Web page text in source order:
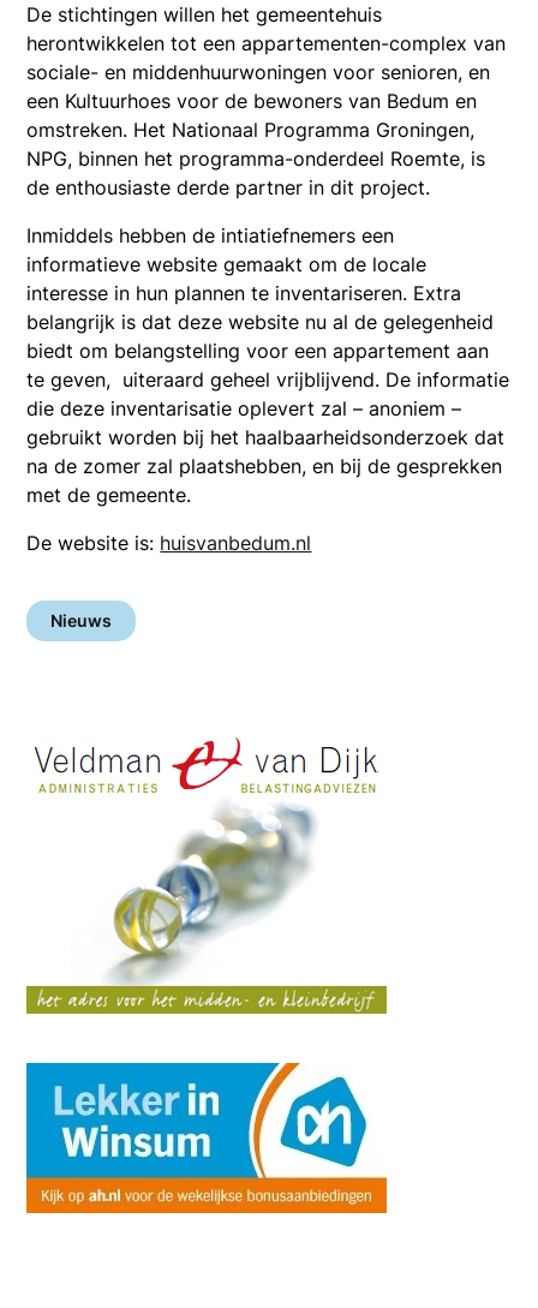
De stichtingen willen het gemeentehuis
herontwikkelen tot een appartementen-complex van
sociale- en middenhuurwoningen voor senioren, en
een Kultuurhoes voor de bewoners van Bedum en
omstreken. Het Nationaal Programma Groningen,
NPG, binnen het programma-onderdeel Roemte, is
de enthousiaste derde partner in dit project.
Inmiddels hebben de intiatiefnemers een
informatieve website gemaakt om de locale
interesse in hun plannen te inventariseren. Extra
belangrijk is dat deze website nu al de gelegenheid
biedt om belangstelling voor een appartement aan
te geven, uiteraard geheel vrijblijvend. De informatie
die deze inventarisatie oplevert zal – anoniem –
gebruikt worden bij het haalbaarheidsonderzoek dat
na de zomer zal plaatshebben, en bij de gesprekken
met de gemeente.
De website is: huisvanbedum.nl
Nieuws